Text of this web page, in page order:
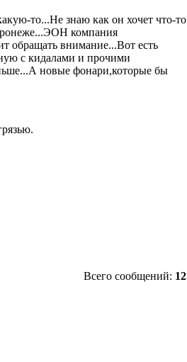
то...Не знаю как он хочет что-то
компания
обращать внимание...Вот есть
с кидалами и прочими
новые фонари,которые бы
Всего сообщений: 12